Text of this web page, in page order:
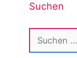
Suchen
Suchen
nach: